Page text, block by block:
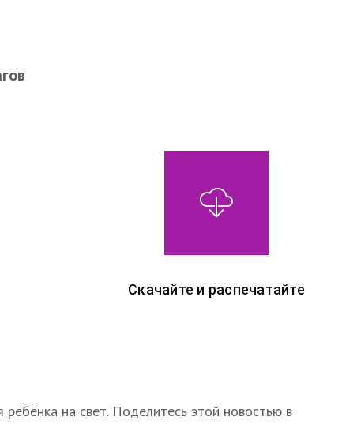
Скачайте и распечатайте
на свет. Поделитесь этой новостью в